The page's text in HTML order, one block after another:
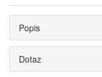
Popis
Dotaz